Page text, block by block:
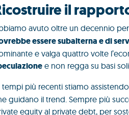
il
avuto oltre un decennio
essere subalterna e di
e valga quattro volte
e non regga su basi
tempi più recenti stiamo
guidano il trend. Sempre più
equity al private debt, per